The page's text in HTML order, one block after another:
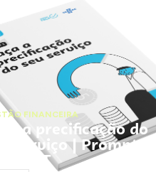
FINANCEIRA
a precificação do
serviço | Prompts